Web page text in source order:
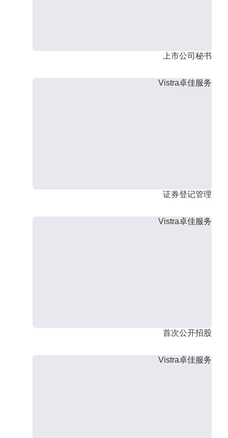
上市公司秘书
Vistra卓佳服务
证券登记管理
Vistra卓佳服务
首次公开招股
Vistra卓佳服务